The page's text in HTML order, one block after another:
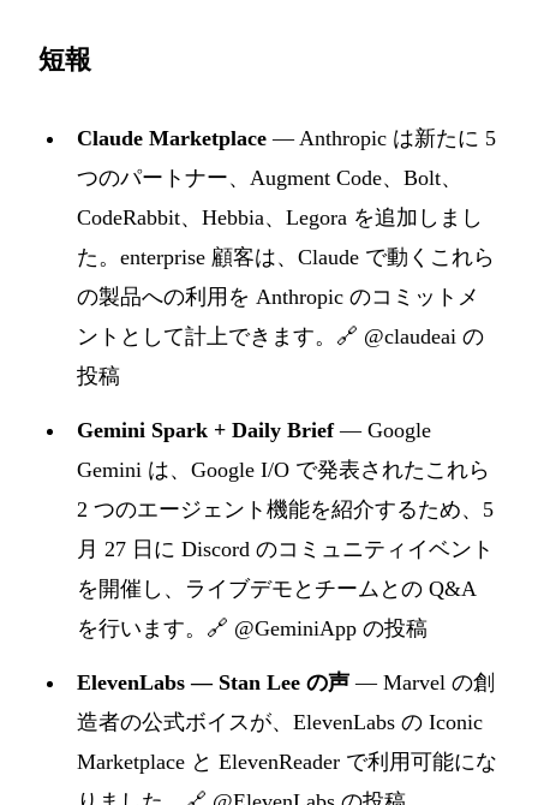
短報
Claude Marketplace — Anthropic は新たに 5
つのパートナー、Augment Code、Bolt、
CodeRabbit、Hebbia、Legora を追加しまし
た。enterprise 顧客は、Claude で動くこれら
の製品への利用を Anthropic のコミットメ
ントとして計上できます。 🔗 @claudeai の
投稿
Gemini Spark + Daily Brief— Google
Gemini は、Google I/O で発表されたこれら
2 つのエージェント機能を紹介するため、5
月 27 日に Discord のコミュニティイベント
を開催し、ライブデモとチームとの Q&A
を行います。 🔗 @GeminiApp の投稿
ElevenLabs — Stan Lee の声 — Marvel の創
造者の公式ボイスが、ElevenLabs の Iconic
Marketplace と ElevenReader で利用可能にな